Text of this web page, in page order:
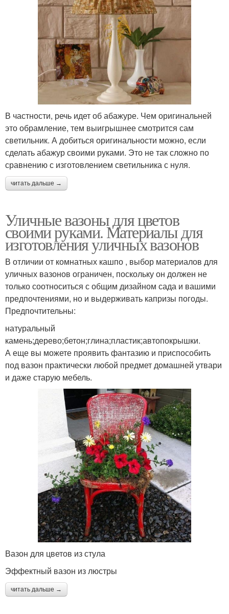
В частности, речь идет об абажуре. Чем оригинальней
это обрамление, тем выигрышнее смотрится сам
светильник. А добиться оригинальности можно, если
сделать абажур своими руками. Это не так сложно по
сравнению с изготовлением светильника с нуля.
читать дальше →
Уличные вазоны для цветов
своими руками. Материалы для
изготовления уличных вазонов
В отличии от комнатных кашпо , выбор материалов для
уличных вазонов ограничен, поскольку он должен не
только соотноситься с общим дизайном сада и вашими
предпочтениями, но и выдерживать капризы погоды.
Предпочтительны:
натуральный
камень;дерево;бетон;глина;пластик;автопокрышки.
А еще вы можете проявить фантазию и приспособить
под вазон практически любой предмет домашней утвари
и даже старую мебель.
Вазон для цветов из стула
Эффектный вазон из люстры
читать дальше →